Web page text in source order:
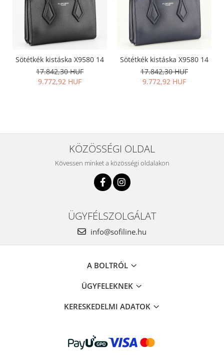
Sötétkék kistáska X9580 14
17.842,30 HUF
9.772,92 HUF
Sötétkék kistáska X9580 14
17.842,30 HUF
9.772,92 HUF
KÖZÖSSÉGI OLDAL
Kövessen minket a közösségi oldalakon
ÜGYFÉLSZOLGÁLAT
info@sofiline.hu
A BOLTRÓL
ÜGYFELEKNEK
KERESKEDELMI ADATOK